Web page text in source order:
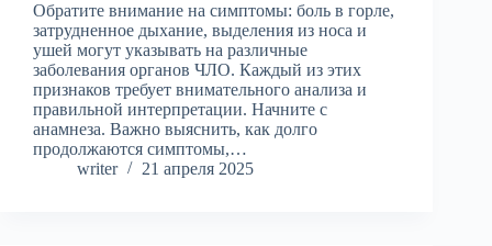
Обратите внимание на симптомы: боль в горле,
затрудненное дыхание, выделения из носа и
ушей могут указывать на различные
заболевания органов ЧЛО. Каждый из этих
признаков требует внимательного анализа и
правильной интерпретации. Начните с
анамнеза. Важно выяснить, как долго
продолжаются симптомы,…
writer
21 апреля 2025